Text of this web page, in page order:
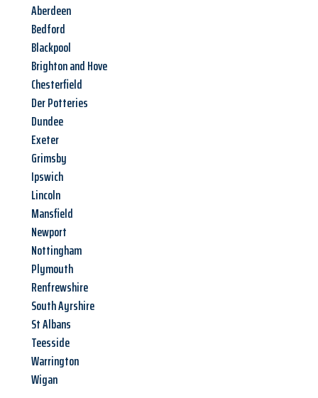
Aberdeen
Bedford
Blackpool
Brighton and Hove
Chesterfield
Der Potteries
Dundee
Exeter
Grimsby
Ipswich
Lincoln
Mansfield
Newport
Nottingham
Plymouth
Renfrewshire
South Ayrshire
St Albans
Teesside
Warrington
Wigan